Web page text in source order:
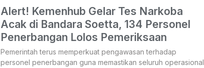
Alert! Kemenhub Gelar Tes Narkoba
Acak di Bandara Soetta, 134 Personel
Penerbangan Lolos Pemeriksaan
Pemerintah terus memperkuat pengawasan terhadap
personel penerbangan guna memastikan seluruh operasional